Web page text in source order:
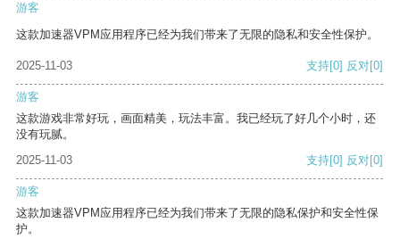
游客
这款加速器VPM应用程序已经为我们带来了无限的隐私和安全性保护。
2025-11-03 支持[0] 反对[0]
游客
这款游戏非常好玩，画面精美，玩法丰富。我已经玩了好几个小时，还
没有玩腻。
2025-11-03
支持[0] 反对[0]
游客
这款加速器VPM应用程序已经为我们带来了无限的隐私保护和安全性保
护。